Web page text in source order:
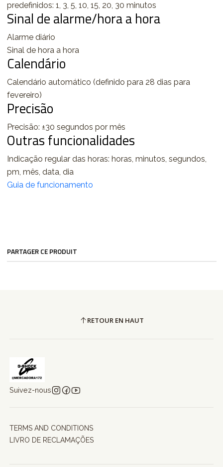
predefinidos: 1, 3, 5, 10, 15, 20, 30 minutos
Sinal de alarme/hora a hora
Alarme diário
Sinal de hora a hora
Calendário
Calendário automático (definido para 28 dias para
fevereiro)
Precisão
Precisão: ±30 segundos por mês
Outras funcionalidades
Indicação regular das horas: horas, minutos, segundos,
pm, mês, data, dia
Guia de funcionamento
PARTAGER CE PRODUIT
RETOUR EN HAUT
Suivez-nous
TERMS AND CONDITIONS
LIVRO DE RECLAMAÇÕES